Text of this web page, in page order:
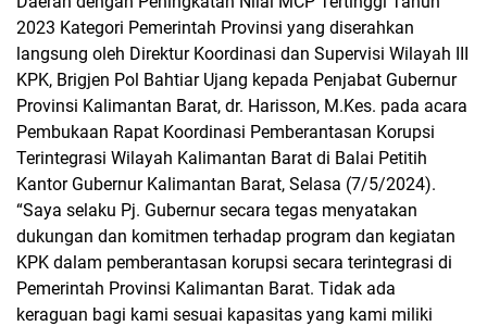
2023 Kategori Pemerintah Provinsi yang diserahkan
langsung oleh Direktur Koordinasi dan Supervisi Wilayah III
KPK, Brigjen Pol Bahtiar Ujang kepada Penjabat Gubernur
Provinsi Kalimantan Barat, dr. Harisson, M.Kes. pada acara
Pembukaan Rapat Koordinasi Pemberantasan Korupsi
Terintegrasi Wilayah Kalimantan Barat di Balai Petitih
Kantor Gubernur Kalimantan Barat, Selasa (7/5/2024).
“Saya selaku Pj. Gubernur secara tegas menyatakan
dukungan dan komitmen terhadap program dan kegiatan
KPK dalam pemberantasan korupsi secara terintegrasi di
Pemerintah Provinsi Kalimantan Barat. Tidak ada
keraguan bagi kami sesuai kapasitas yang kami miliki